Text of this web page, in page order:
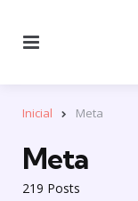
Inicial Meta
219 Posts
Meta